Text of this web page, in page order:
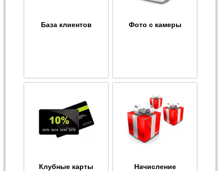
База клиентов Фото с камеры
Клубные карты
Начисление